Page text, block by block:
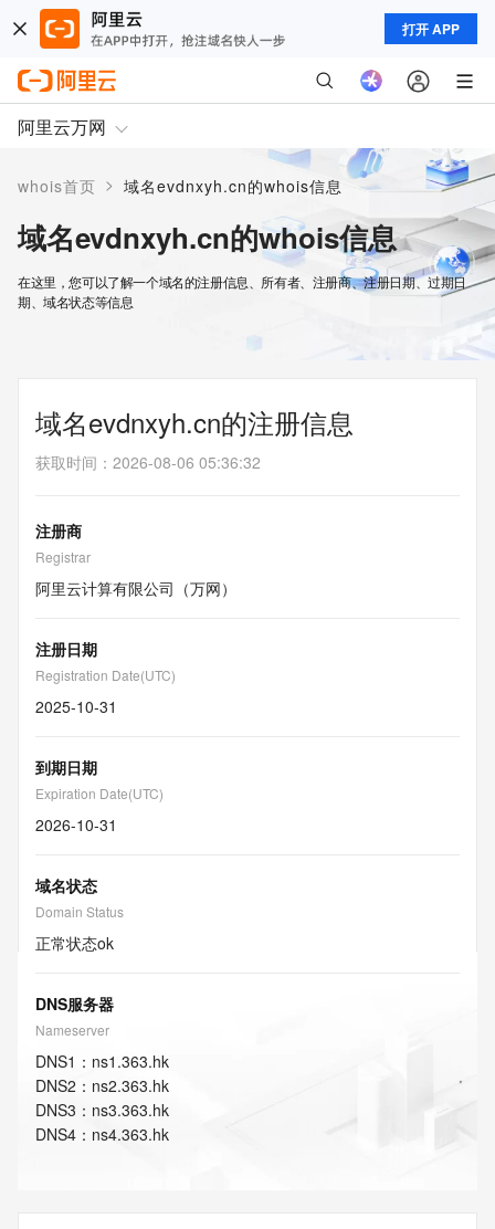
打开 APP
阿里云万网
whois首页 > 域名evdnxyh.cn的whois信息
域名evdnxyh.cn的whois信息
在这里，您可以了解一个域名的注册信息、所有者、注册商、注册日期、过期日
期、域名状态等信息
域名evdnxyh.cn的注册信息
获取时间 ： 2026-08-06 05:36:32
注册商
Registrar
阿里云计算有限公司（万网）
注册日期
Registration Date(UTC)
2025-10-31
到期日期
Expiration Date(UTC)
2026-10-31
域名状态
Domain Status
正常状态ok
DNS服务器
Nameserver
DNS1 ： ns1.363.hk
DNS2 ： ns2.363.hk
DNS3 ： ns3.363.hk
DNS4 ： ns4.363.hk